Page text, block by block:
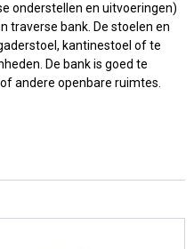
onderstellen en uitvoeringen)
traverse bank. De stoelen en
kantinestoel of te
De bank is goed te
andere openbare ruimtes.